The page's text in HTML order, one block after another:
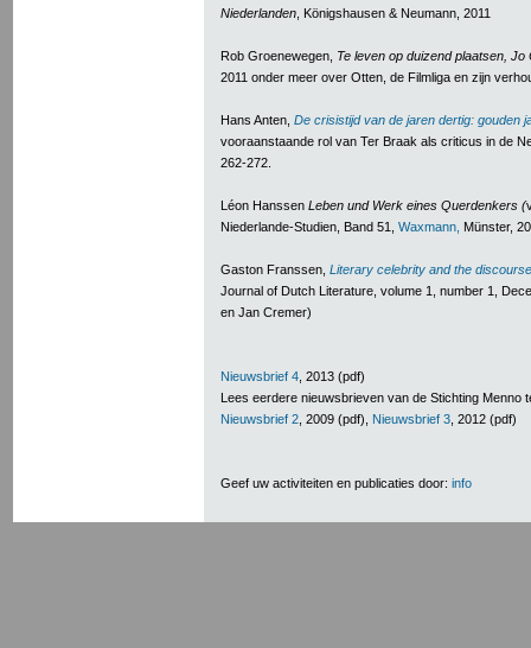
Niederlanden , Königshausen & Neumann, 2011
Rob Groenewegen, Te leven op duizend plaatsen, Jo
2011 onder meer over Otten, de Filmliga en zijn
Hans Anten, De crisistijd van de jaren dertig: gouden
vooraanstaande rol van Ter Braak als criticus in de
262-272.
Léon Hanssen Leben und Werk eines Querdenkers (
Niederlande-Studien, Band 51, Waxmann, Münster,
Gaston Franssen, Literary celebrity and the
Journal of Dutch Literature, volume 1, number 1,
en Jan Cremer)
Nieuwsbrief 4 , 2013 (pdf)
Lees eerdere nieuwsbrieven van de Stichting Menno
Nieuwsbrief 2 , 2009 (pdf), Nieuwsbrief 3 , 2012 (pdf)
Geef uw activiteiten en publicaties door: info